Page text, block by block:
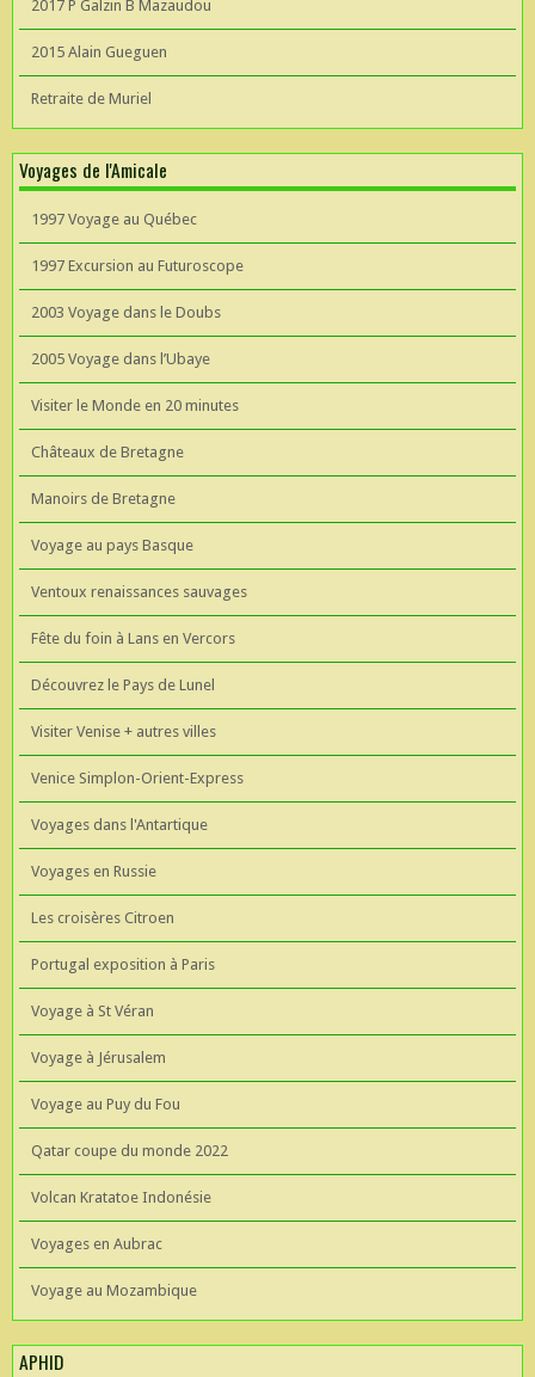
2017 P Galzin B Mazaudou
2015 Alain Gueguen
Retraite de Muriel
Voyages de l'Amicale
1997 Voyage au Québec
1997 Excursion au Futuroscope
2003 Voyage dans le Doubs
2005 Voyage dans l’Ubaye
Visiter le Monde en 20 minutes
Châteaux de Bretagne
Manoirs de Bretagne
Voyage au pays Basque
Ventoux renaissances sauvages
Fête du foin à Lans en Vercors
Découvrez le Pays de Lunel
Visiter Venise + autres villes
Venice Simplon-Orient-Express
Voyages dans l'Antartique
Voyages en Russie
Les croisères Citroen
Portugal exposition à Paris
Voyage à St Véran
Voyage à Jérusalem
Voyage au Puy du Fou
Qatar coupe du monde 2022
Volcan Kratatoe Indonésie
Voyages en Aubrac
Voyage au Mozambique
APHID